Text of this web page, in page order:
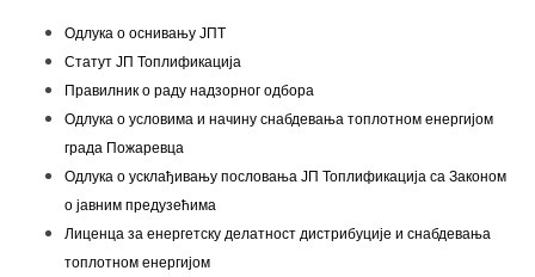
Одлука о оснивању ЈПТ
Статут ЈП Топлификација
Правилник о раду надзорног одбора
Одлука о условима и начину снабдевања топлотном енергијом
града Пожаревца
Одлука о усклађивању пословања ЈП Топлификација са Законом
о јавним предузећима
Лиценца за енергетску делатност дистрибуције и снабдевања
топлотном енергијом